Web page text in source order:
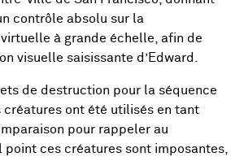
contrôle absolu sur la
à grande échelle, afin de
visuelle saisissante d’Edward.
de destruction pour la séquence
ont été utilisés en tant
pour rappeler au
ces créatures sont imposantes,